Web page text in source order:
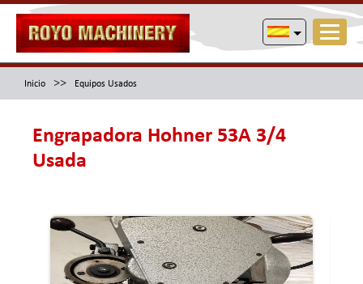
Inicio >> Equipos Usados
Engrapadora Hohner 53A 3/4
Usada